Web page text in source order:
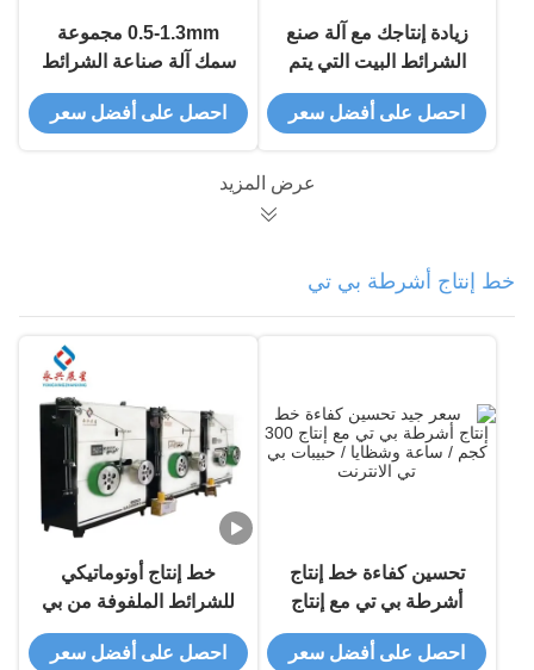
زيادة إنتاجك مع آلة صنع
الشرائط البيت التي يتم
التحكم بها بواسطة نظام
PLC الصيني / الإنجليزي
احصل على أفضل سعر
0.5-1.3mm مجموعة
سمك آلة صناعة الشرائط
بي تي مع نظام التحكم
الصيني / الإنجليزية بـ PLC
احصل على أفضل سعر
عرض المزيد
خط إنتاج أشرطة بي تي
تحسين كفاءة خط إنتاج
أشرطة بي تي مع إنتاج
300 كجم / ساعة وشظايا
/ حبيبات بي تي
احصل على أفضل سعر
خط إنتاج أوتوماتيكي
للشرائط الملفوفة من بي
تي إيه 9mm-25mm يخرج
1.5 طن / 24 ساعة من
احصل على أفضل سعر